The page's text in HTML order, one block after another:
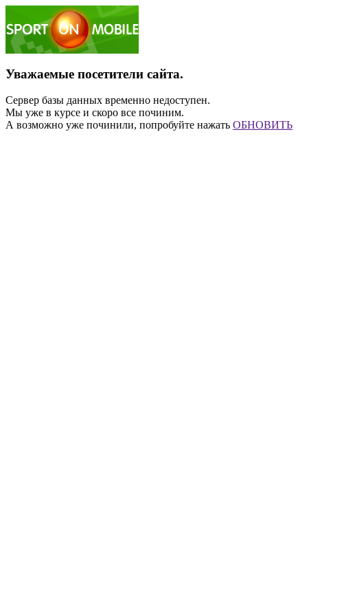
Уважаемые посетители сайта.
Сервер базы данных временно недоступен.
Мы уже в курсе и скоро все починим.
А возможно уже починили, попробуйте нажать ОБНОВИТЬ